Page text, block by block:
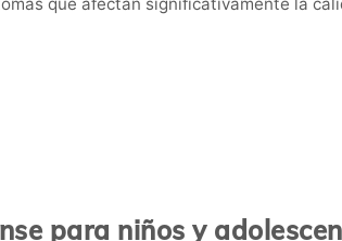
para niños y